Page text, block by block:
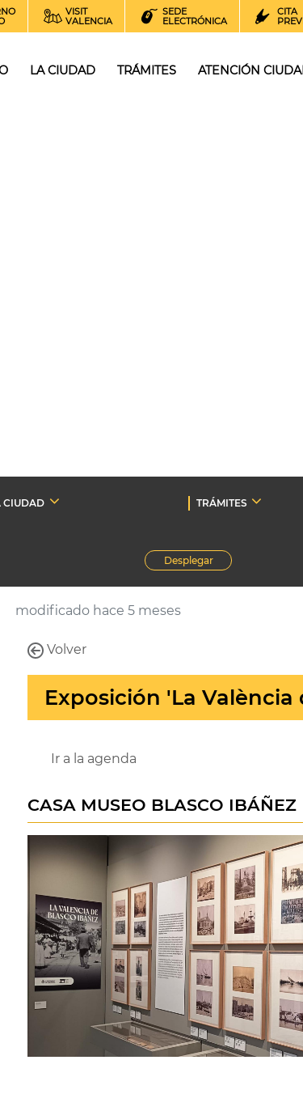
VISIT
VALENCIA
SEDE
ELECTRÓNICA
CITA
LA CIUDAD TRÁMITES ATENCIÓN
CIUDAD TRÁMITES
Desplegar
modificado hace 5 meses
Volver
Exposición 'La València
Ir a la agenda
CASA MUSEO BLASCO IBÁÑEZ